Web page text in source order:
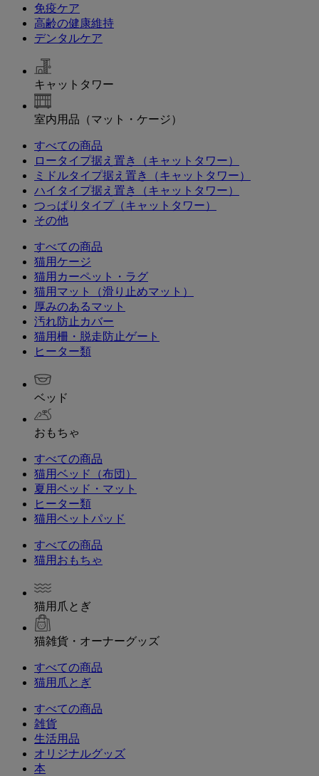
免疫ケア
高齢の健康維持
デンタルケア
キャットタワー
室内用品（マット・ケージ）
すべての商品
ロータイプ据え置き（キャットタワー）
ミドルタイプ据え置き（キャットタワー）
ハイタイプ据え置き（キャットタワー）
つっぱりタイプ（キャットタワー）
その他
すべての商品
猫用ケージ
猫用カーペット・ラグ
猫用マット（滑り止めマット）
厚みのあるマット
汚れ防止カバー
猫用柵・脱走防止ゲート
ヒーター類
ベッド
おもちゃ
すべての商品
猫用ベッド（布団）
夏用ベッド・マット
ヒーター類
猫用ベットパッド
すべての商品
猫用おもちゃ
猫用爪とぎ
猫雑貨・オーナーグッズ
すべての商品
猫用爪とぎ
すべての商品
雑貨
生活用品
オリジナルグッズ
本